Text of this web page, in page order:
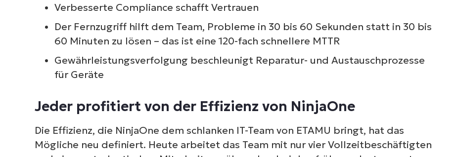
Verbesserte Compliance schafft Vertrauen
Der Fernzugriff hilft dem Team, Probleme in 30 bis 60 Sekunden statt in 30 bis
60 Minuten zu lösen – das ist eine 120-fach schnellere MTTR
Gewährleistungsverfolgung beschleunigt Reparatur- und Austauschprozesse
für Geräte
Jeder profitiert von der Effizienz von NinjaOne
Die Effizienz, die NinjaOne dem schlanken IT-Team von ETAMU bringt, hat das
Mögliche neu definiert. Heute arbeitet das Team mit nur vier Vollzeitbeschäftigten
Sehen Sie NinjaOne in
Aktion
Sehen Sie sich unsere On-Demand-Demos an und
erfahren Sie, wie NinjaOne IT-Aufgaben wie Endpunkt-
Management, Patching, MDM, Ticketing und mehr